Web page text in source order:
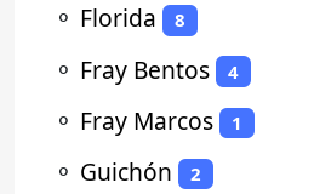
⚬ Florida 8
⚬ Fray Bentos 4
⚬ Fray Marcos 1
⚬ Guichón 2